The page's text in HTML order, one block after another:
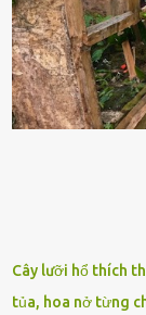
sức ⱪhỏe của quȃn
nḗu tình trạng trở
những binh lính
ᵭḕ này ᵭã ᵭược
với t...
Cây lưỡi hổ thích
tủa, hoa nở từng